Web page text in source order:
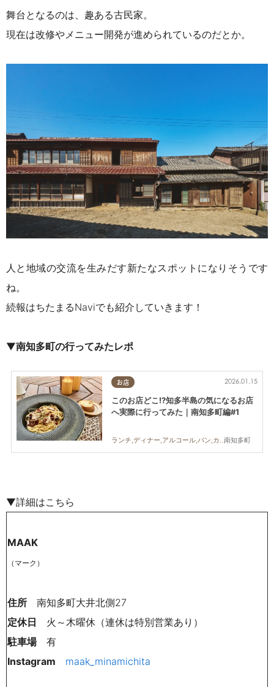
舞台となるのは、趣ある古民家。
現在は改修やメニュー開発が進められているのだとか。
人と地域の交流を生みだす新たなスポットになりそうです
ね。
続報はちたまるNaviでも紹介していきます！
▼南知多町の行ってみたレポ
お店
南知多町
2026.01.15
このお店どこ!?知多半島の気になるお店
へ実際に行ってみた｜南知多町編#1
ランチ,ディナー,アルコール,パン,カフェ,スイーツ,テイクアウト,専門店,まちネタ,まとめ記事,家族,ペット
▼詳細はこちら
MAAK
（マーク）
住所 南知多町大井北側27
定休日 火～木曜休（連休は特別営業あり）
駐車場有
Instagram
maak_minamichita